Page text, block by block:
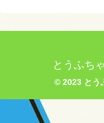
とうふち
© 2023 とう